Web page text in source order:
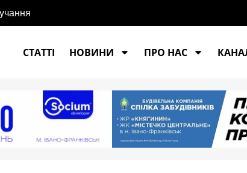
заблукалих жінок
СТАТТІ
НОВИНИ ПРО НАС